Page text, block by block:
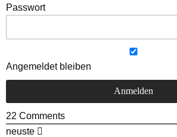
Passwort
Angemeldet bleiben
22 Comments
neuste